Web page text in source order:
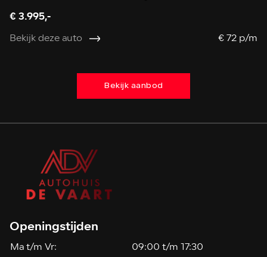
€ 3.995,-
Bekijk deze auto € 72 p/m
Bekijk aanbod
Openingstijden
Ma t/m Vr:
09:00 t/m 17:30